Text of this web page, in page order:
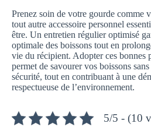
Prenez soin de votre gourde comme
tout autre accessoire personnel
être. Un entretien régulier optimisé
optimale des boissons tout en
vie du récipient. Adopter ces bonnes
permet de savourer vos boissons
sécurité, tout en contribuant à une
respectueuse de l’environnement.
5/5 - (10